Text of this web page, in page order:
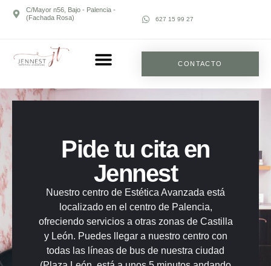
C/Mayor n56, Bajo - Palencia -
(Fachada Rosa)
627 15 99 27
CONTACTO
Pide tu cita en
Jennest
Nuestro centro de Estética Avanzada está
localizado en el centro de Palencia,
ofreciendo servicios a otras zonas de Castilla
y León. Puedes llegar a nuestro centro con
todas las líneas de bus de nuestra ciudad